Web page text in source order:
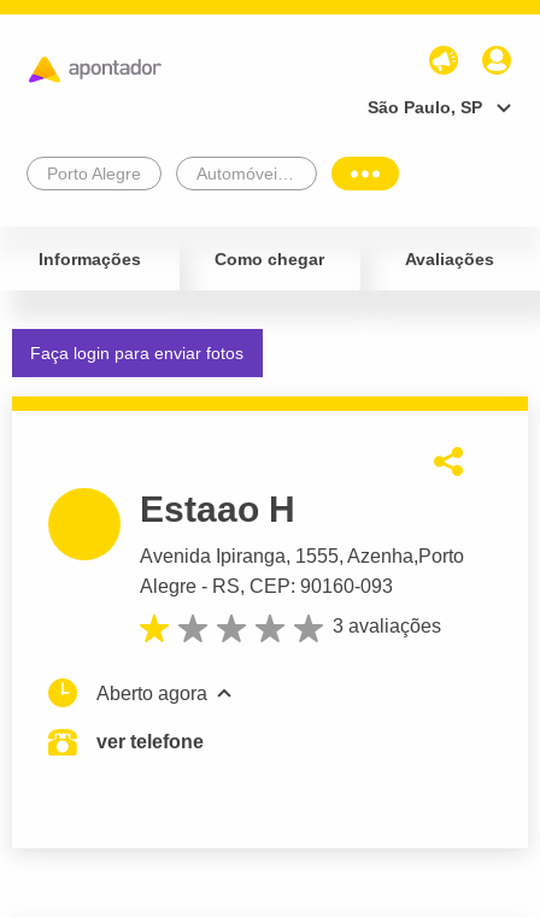
São Paulo, SP
Porto Alegre
Informações Como chegar Avaliações
Faça login para enviar fotos
Estaao H
Avenida Ipiranga, 1555, Azenha,Porto
Alegre - RS, CEP: 90160-093
3 avaliações
Aberto agora
ver telefone